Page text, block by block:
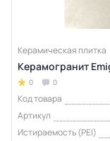
Керамическая плитка
Керамогранит
0 0
Код товара
Артикул
Истираемость (PEI)